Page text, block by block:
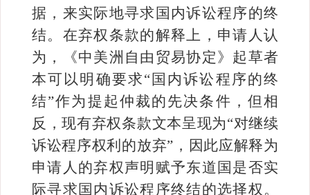
据，来实际地寻求国内诉讼程序的终
结。在弃权条款的解释上，申请人认
为，《中美洲自由贸易协定》起草者
本可以明确要求“国内诉讼程序的终
结”作为提起仲裁的先决条件，但相
反，现有弃权条款文本呈现为“对继续
诉讼程序权利的放弃”，因此应解释为
申请人的弃权声明赋予东道国是否实
际寻求国内诉讼程序终结的选择权。